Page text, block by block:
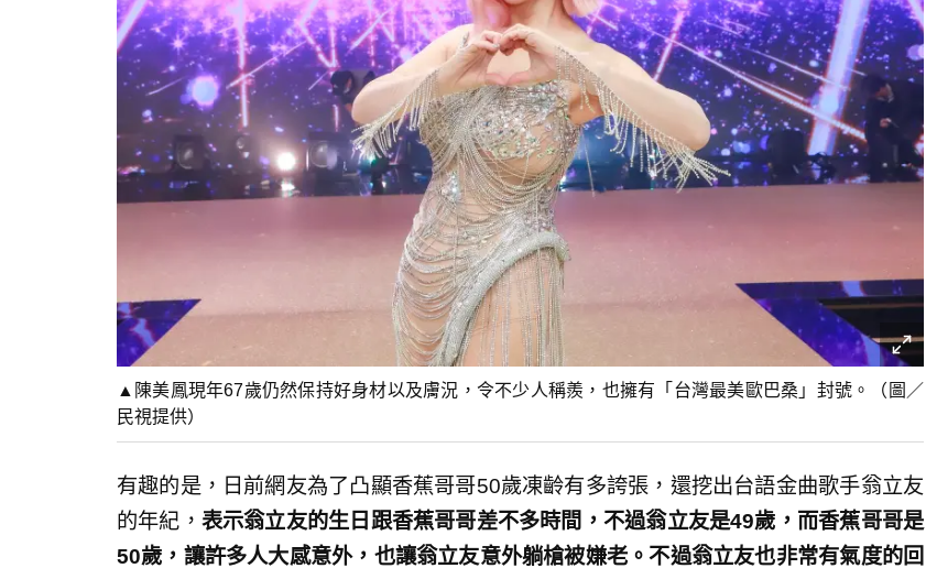
▲陳美鳳現年67歲仍然保持好身材以及膚況，令不少人稱羨，也擁有「台灣最美歐巴桑」封號。（圖／
民視提供）
有趣的是，日前網友為了凸顯香蕉哥哥50歲凍齡有多誇張，還挖出台語金曲歌手翁立友
的年紀， 表示翁立友的生日跟香蕉哥哥差不多時間，不過翁立友是49歲，而香蕉哥哥是
50歲，讓許多人大感意外，也讓翁立友意外躺槍被嫌老。不過翁立友也非常有氣度的回